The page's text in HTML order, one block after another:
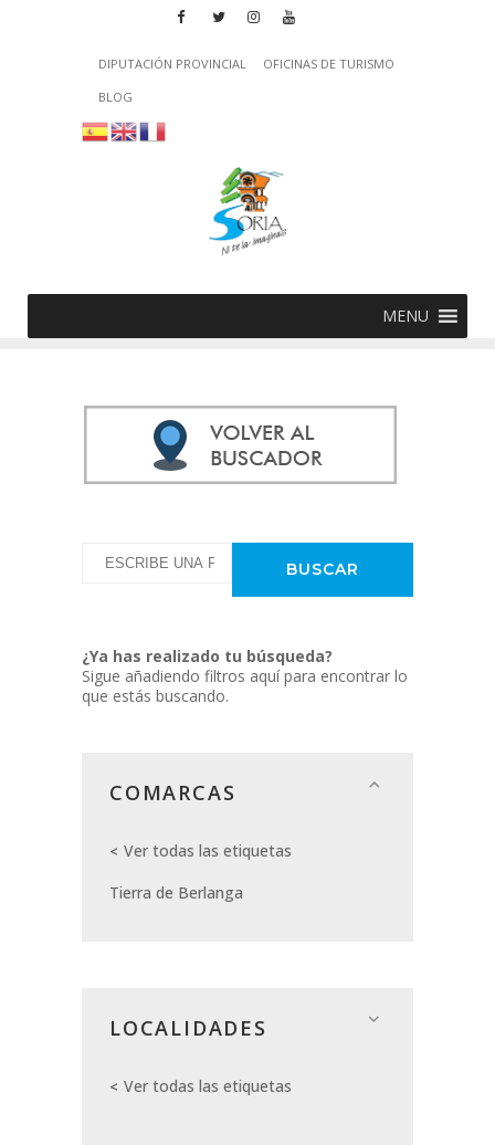
DIPUTACIÓN PROVINCIAL
OFICINAS DE TURISMO
BLOG
MENU
¿Ya has realizado tu búsqueda?
Sigue añadiendo filtros aquí para encontrar lo
que estás buscando.
COMARCAS
Ver todas las etiquetas
Tierra de Berlanga
LOCALIDADES
Ver todas las etiquetas